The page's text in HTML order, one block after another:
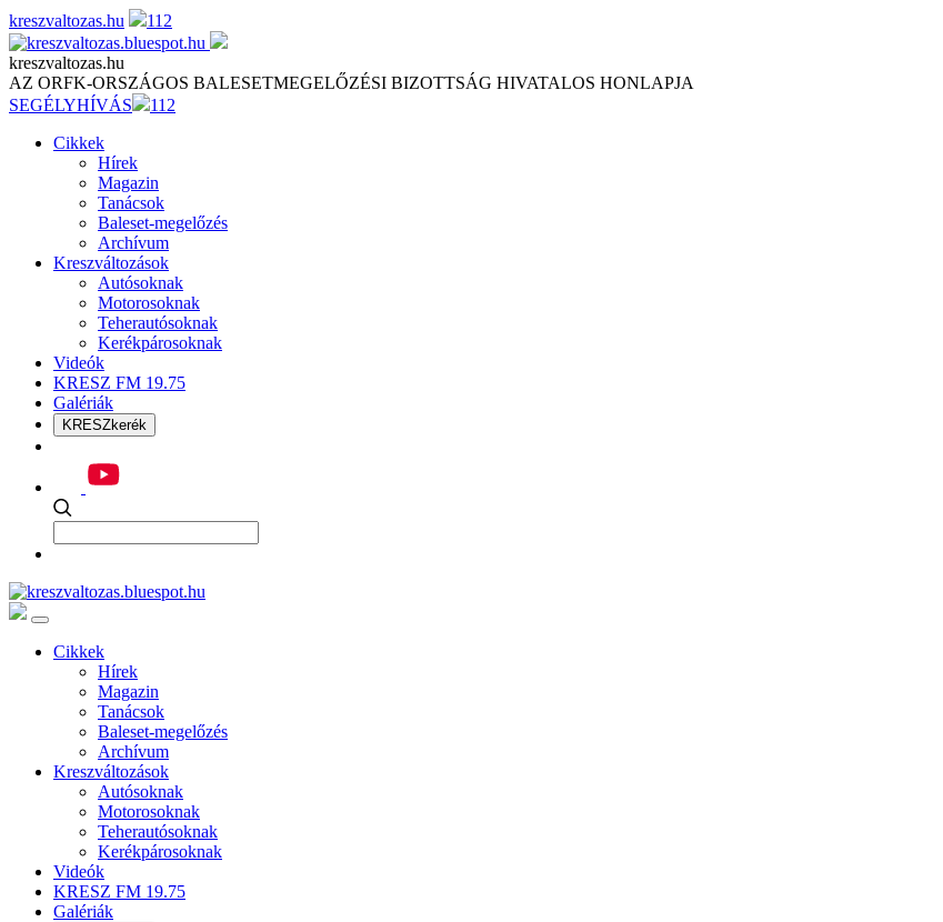
Skip
to
content
kreszvaltozas.hu 112
kreszvaltozas.hu
AZ ORFK-ORSZÁGOS BALESETMEGELŐZÉSI BIZOTTSÁG HIVATALOS HONLAPJA
SEGÉLYHÍVÁS
112
Cikkek
Hírek
Magazin
Tanácsok
Baleset-megelőzés
Archívum
Kreszváltozások
Autósoknak
Motorosoknak
Teherautósoknak
Kerékpárosoknak
Videók
KRESZ FM 19.75
Galériák
KRESZkerék
Cikkek
Hírek
Magazin
Tanácsok
Baleset-megelőzés
Archívum
Kreszváltozások
Autósoknak
Motorosoknak
Teherautósoknak
Kerékpárosoknak
Videók
KRESZ FM 19.75
Galériák